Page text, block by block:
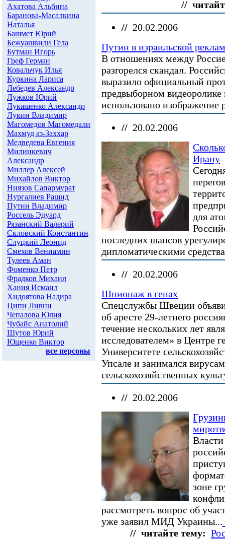
Ахатова Альбина
Баранова-Масалкина
Наталья
Башмет Юрий
Бежуашвили Гела
Бутман Игорь
Греф Герман
Ковальчук Илья
Куркина Лариса
Лебедев Александр
Лужков Юрий
Лукашенко Александр
Лукин Владимир
Магомедов Магомедали
Махмуд аз-Заххар
Медведева Евгения
Милинкевич
Александр
Миллер Алексей
Михайлов Виктор
Ниязов Сапармурат
Нургалиев Рашид
Путин Владимир
Россель Эдуард
Рязанский Валерий
Скловский Константин
Слуцкий Леонид
Смехов Вениамин
Тулеев Аман
Фоменко Петр
Фрадков Михаил
Хания Исмаил
Хидоятова Надира
Ципи Ливни
Чепалова Юлия
Чубайс Анатолий
Шутов Юрий
Ющенко Виктор
все персоны
//
// 20.02.2006
Путин в израильской
В отношениях между
разгорелся скандал.
выразило официальный
предвыборном
использовано изображение
// 20.02.2006
Ирану
для
последних шансов
дипломатическими
// 20.02.2006
Шпионаж в генах
Спецслужбы Швеции
об аресте 29-летнего
течение нескольких лет
исследователем» в Центре
Университете
Упсале и занимался
сельскохозяйственных
// 20.02.2006
зоне
рассмотреть вопрос об
уже заявил МИД Украины...
// читайте тему: